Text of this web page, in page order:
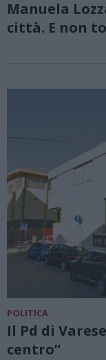
Manuela
città. E non
POLITICA
Il Pd di
centro”